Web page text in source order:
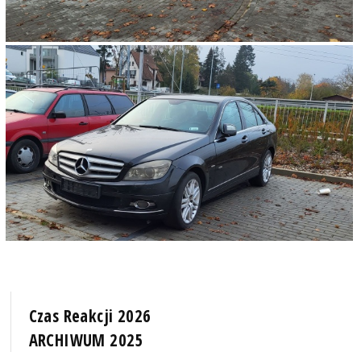
Czas Reakcji 2026
ARCHIWUM 2025